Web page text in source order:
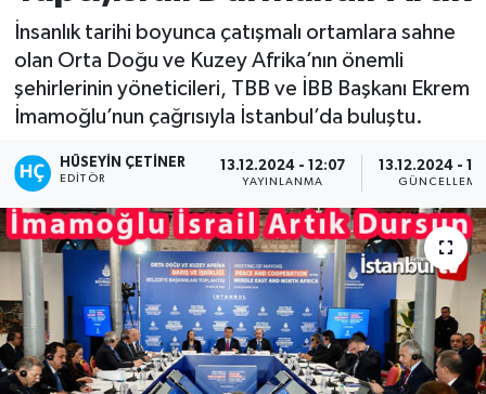
İnsanlık tarihi boyunca çatışmalı ortamlara sahne
olan Orta Doğu ve Kuzey Afrika’nın önemli
şehirlerinin yöneticileri, TBB ve İBB Başkanı Ekrem
İmamoğlu’nun çağrısıyla İstanbul’da buluştu.
HÜSEYIN ÇETINER
EDITÖR
13.12.2024 - 12:07
YAYINLANMA
13.12.2024 -
GÜNCELLEME